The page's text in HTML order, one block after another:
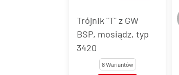
Trójnik "T" z GW
BSP, mosiądz, typ
3420
8 Wariantów